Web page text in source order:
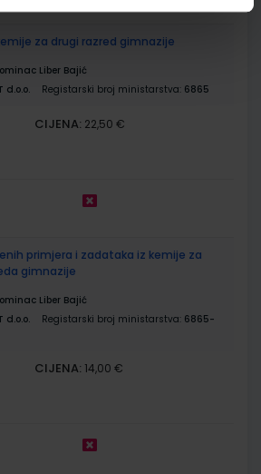
za drugi razred gimnazije
Liber Bajić
d.o.o. Registarski broj ministarstva: 6865
CIJENA: 22,50 €
primjera i zadataka iz kemije za
gimnazije
Liber Bajić
d.o.o. Registarski broj ministarstva: 6865-
CIJENA: 14,00 €